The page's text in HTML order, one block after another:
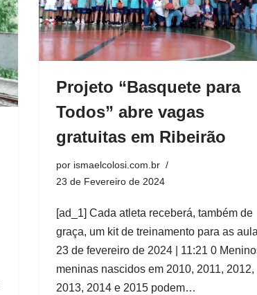
Projeto “Basquete para
Todos” abre vagas
gratuitas em Ribeirão
por ismaelcolosi.com.br
23 de Fevereiro de 2024
[ad_1] Cada atleta receberá, também de
graça, um kit de treinamento para as
23 de fevereiro de 2024 | 11:21 0
meninas nascidos em 2010, 2011, 2012,
2013, 2014 e 2015 podem…